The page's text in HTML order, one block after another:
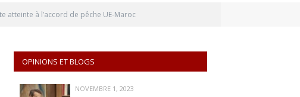
atteinte à l’accord de pêche UE-Maroc
OPINIONS ET BLOGS
NOVEMBRE 1, 2023